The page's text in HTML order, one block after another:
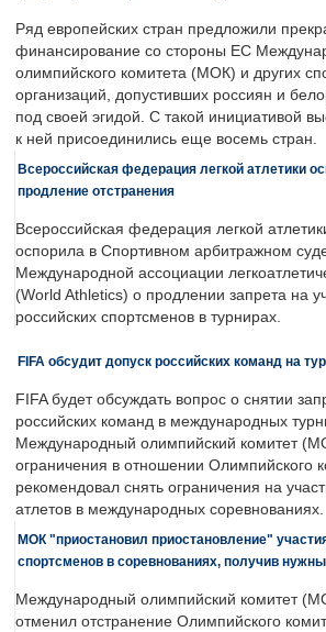
Ряд европейских стран предложили
финансирование со стороны ЕС
олимпийского комитета (МОК) и других
организаций, допустивших россиян и
под своей эгидой. С такой инициативой
к ней присоединились еще восемь стран.
Всероссийская федерация легкой атлетики
продление отстранения
Всероссийская федерация легкой
оспорила в Спортивном арбитражном
Международной ассоциации
(World Athletics) о продлении запрета на
российских спортсменов в турнирах.
FIFA обсудит допуск российских команд на
FIFA будет обсуждать вопрос о снятии
российских команд в международных
Международный олимпийский комитет
ограничения в отношении Олимпийского
рекомендовал снять ограничения на
атлетов в международных соревнованиях.
МОК "приостановил приостановление"
спортсменов в соревнованиях, получив
Международный олимпийский комитет
отменил отстранение Олимпийского